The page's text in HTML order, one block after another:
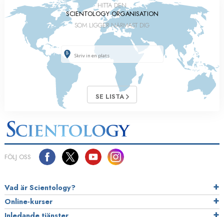
HITTA DEN
SCIENTOLOGY ORGANISATION
SOM LIGGER NÄRMAST DIG
SE LISTA
FÖLJ OSS
Vad är Scientology?
Online-kurser